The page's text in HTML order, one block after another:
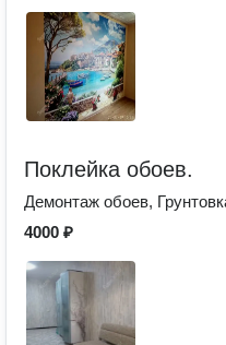
Поклейка обоев.
Демонтаж обоев,
4000 ₽